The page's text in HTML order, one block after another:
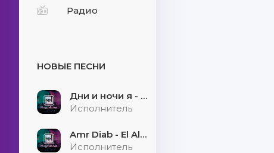
Радио
НОВЫЕ ПЕСНИ
Дни и ночи я - скучаю
Исполнитель
Amr Diab - El Alem Allah
Исполнитель